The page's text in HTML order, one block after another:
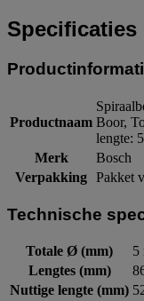
Specificaties
Productnaam Boor,
lengte:
Merk
Bosch
Verpakking Pakket
Technische
Totale Ø (mm)
5
Lengtes (mm)
Nuttige lengte (mm)